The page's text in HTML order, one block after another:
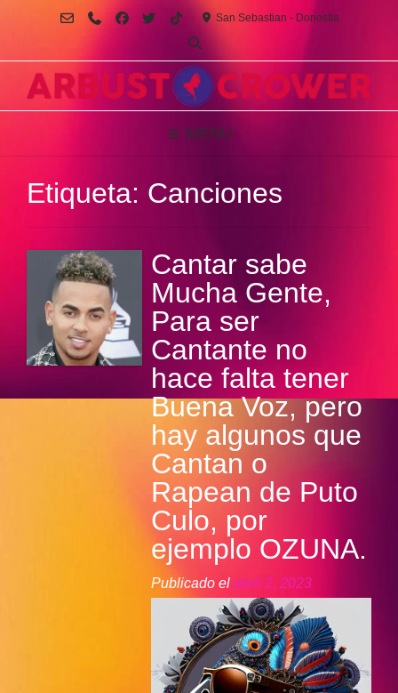
contenido
San Sebastian - Donostia
MENU
Etiqueta: Canciones
Cantar sabe
Mucha Gente,
Para ser
Cantante no
hace falta tener
Buena Voz, pero
hay algunos que
Cantan o
Rapean de Puto
Culo, por
ejemplo OZUNA.
Publicado el abril 2, 2023